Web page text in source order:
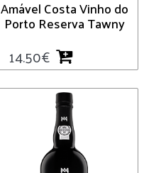
Amável Costa Vinho do
Porto Reserva Tawny
14.50€